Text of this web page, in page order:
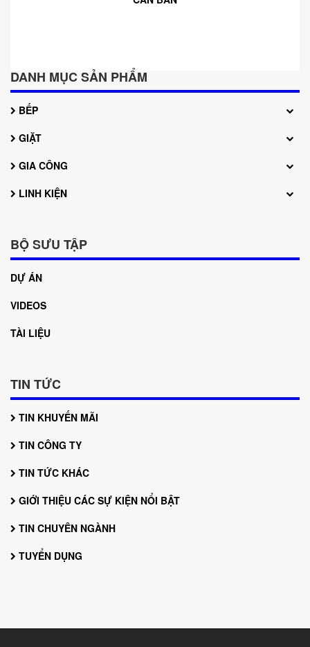
DANH MỤC SẢN PHẨM
BẾP
GIẶT
GIA CÔNG
LINH KIỆN
BỘ SƯU TẬP
DỰ ÁN
VIDEOS
TÀI LIỆU
TIN TỨC
TIN KHUYẾN MÃI
TIN CÔNG TY
TIN TỨC KHÁC
GIỚI THIỆU CÁC SỰ KIỆN NỔI BẬT
TIN CHUYÊN NGÀNH
TUYỂN DỤNG